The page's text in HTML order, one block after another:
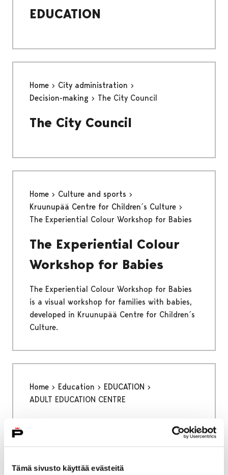
Tämä sivusto käyttää evästeitä
EDUCATION
Home
City administration
Decision-making
The City Council
The City Council
Home
Culture and sports
Kruunupää Centre for Children´s Culture
The Experiential Colour Workshop for Babies
The Experiential Colour
Workshop for Babies
The Experiential Colour Workshop for Babies
is a visual workshop for families with babies,
developed in Kruunupää Centre for Children´s
Culture.
Home Education
EDUCATION
ADULT EDUCATION CENTRE
ADULT EDUCATION CENTRE